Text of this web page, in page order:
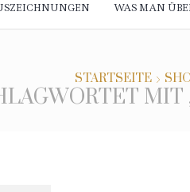
WAS MAN
STARTSEITE